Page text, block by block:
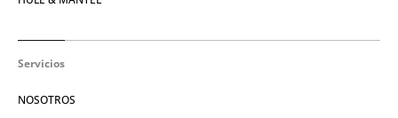
Servicios
NOSOTROS